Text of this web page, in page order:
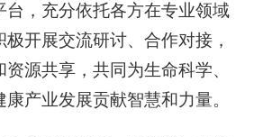
台，充分依托各方在专业领域
开展交流研讨、合作对接，
源共享，共同为生命科学、
产业发展贡献智慧和力量。